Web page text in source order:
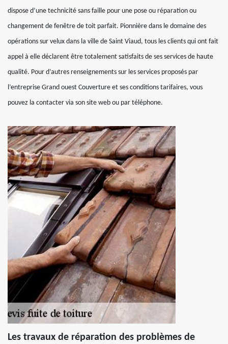
dispose d’une technicité sans faille pour une pose ou réparation ou
changement de fenêtre de toit parfait. Pionnière dans le domaine des
opérations sur velux dans la ville de Saint Viaud, tous les clients qui ont fait
appel à elle déclarent être totalement satisfaits de ses services de haute
qualité. Pour d’autres renseignements sur les services proposés par
l’entreprise Grand ouest Couverture et ses conditions tarifaires, vous
pouvez la contacter via son site web ou par téléphone.
Les travaux de réparation des problèmes de